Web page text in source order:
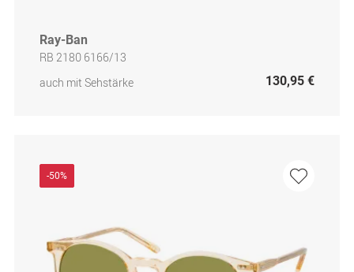
Ray-Ban
RB 2180 6166/13
auch mit Sehstärke
130,95 €
-50%